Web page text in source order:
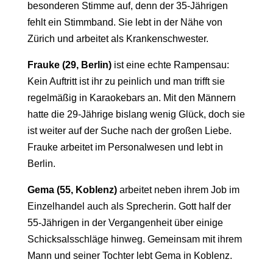
besonderen Stimme auf, denn der 35-Jährigen
fehlt ein Stimmband. Sie lebt in der Nähe von
Zürich und arbeitet als Krankenschwester.
Frauke (29, Berlin)ist eine echte Rampensau:
Kein Auftritt ist ihr zu peinlich und man trifft sie
regelmäßig in Karaokebars an. Mit den Männern
hatte die 29-Jährige bislang wenig Glück, doch sie
ist weiter auf der Suche nach der großen Liebe.
Frauke arbeitet im Personalwesen und lebt in
Berlin.
Gema (55, Koblenz) arbeitet neben ihrem Job im
Einzelhandel auch als Sprecherin. Gott half der
55-Jährigen in der Vergangenheit über einige
Schicksalsschläge hinweg. Gemeinsam mit ihrem
Mann und seiner Tochter lebt Gema in Koblenz.